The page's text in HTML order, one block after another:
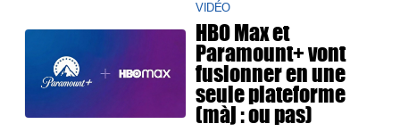
VIDÉO
HBO Max et
Paramount+ vont
fusionner en une
seule plateforme
(màj : ou pas)